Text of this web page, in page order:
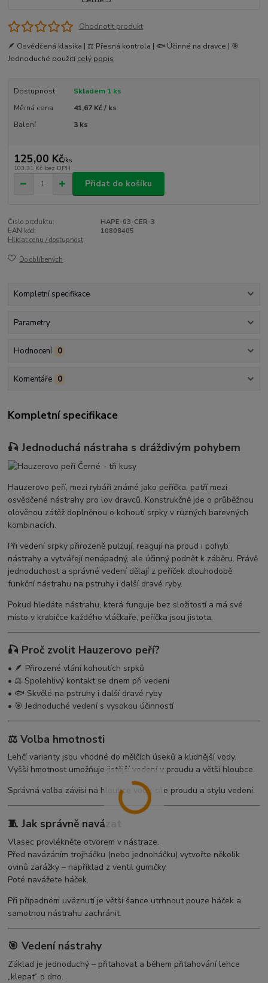
Ohodnotit produkt
🪶 Osvědčená klasika | ⚖️ Přesná kontrola | 🐟 Účinné na dravce | 🎯
Jednoduché použití celý popis
Dostupnost
Skladem 1 ks
Měrná cena
41,67 Kč / ks
Balení
3 ks
125,00 Kč/ks
103,31 Kč bez DPH
Přidat do košíku
Číslo produktu:
HAPE-03-CER-3
EAN kód:
10808405
Hlídat cenu / dostupnost
Do oblíbených
Kompletní specifikace
Parametry
Hodnocení 0
Komentáře 0
Kompletní specifikace
🎣 Jednoduchá nástraha s dráždivým pohybem
Hauzerovo peří, mezi rybáři známé jako peříčka, patří mezi
osvědčené nástrahy pro lov dravců. Konstrukčně jde o průběžnou
olověnou zátěž doplněnou o kohoutí srpky v různých barevných
kombinacích.
Při vedení srpky přirozeně pulzují, reagují na proud i pohyb
nástrahy a vytvářejí nenápadný, ale účinný podnět k záběru. Právě
jednoduchost a správné vedení dělají z peříček dlouhodobě
funkční nástrahu na pstruhy i další dravé ryby.
Pokud hledáte nástrahu, která funguje bez složitostí a má své
místo v krabičce každého vláčkaře, peříčka jsou jistota.
🎣 Proč zvolit Hauzerovo peří?
• 🪶 Přirozené vlání kohoutích srpků
• ⚖️ Spolehlivý kontakt se dnem při vedení
• 🐟 Skvělé na pstruhy i další dravé ryby
• 🎯 Jednoduché vedení s vysokou účinností
⚖️ Volba hmotnosti
Lehčí varianty jsou vhodné do mělčích úseků a klidnější vody.
Vyšší hmotnost umožňuje jistější vedení v proudu a větší hloubce.
Správná volba závisí na hloubce vody, síle proudu a stylu vedení.
🧵 Jak správně navázat
Vlasec provlékněte otvorem v nástraze.
Před navázáním trojháčku (nebo jednoháčku) vytvořte několik
ovinů zarážky – například z ventil gumičky.
Poté navážete háček.
Při případném uváznutí je větší šance utrhnout pouze háček a
samotnou nástrahu zachránit.
🎯 Vedení nástrahy
Základ je jednoduchý – přitahovat a během přitahování lehce
„klepat“ o dno.